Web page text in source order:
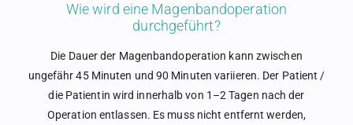
Wie wird eine Magenbandoperation
durchgeführt?
Die Dauer der Magenbandoperation kann zwischen
ungefähr 45 Minuten und 90 Minuten variieren. Der Patient /
die Patientin wird innerhalb von 1–2 Tagen nach der
Operation entlassen. Es muss nicht entfernt werden,